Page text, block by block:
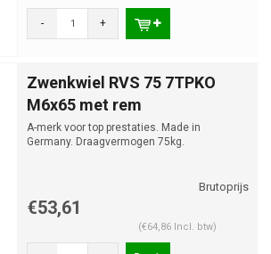
- +
Zwenkwiel RVS 75 7TPKO
M6x65 met rem
A-merk voor top prestaties. Made in
Germany. Draagvermogen 75kg.
€53,61
(€64,86 Incl. btw)